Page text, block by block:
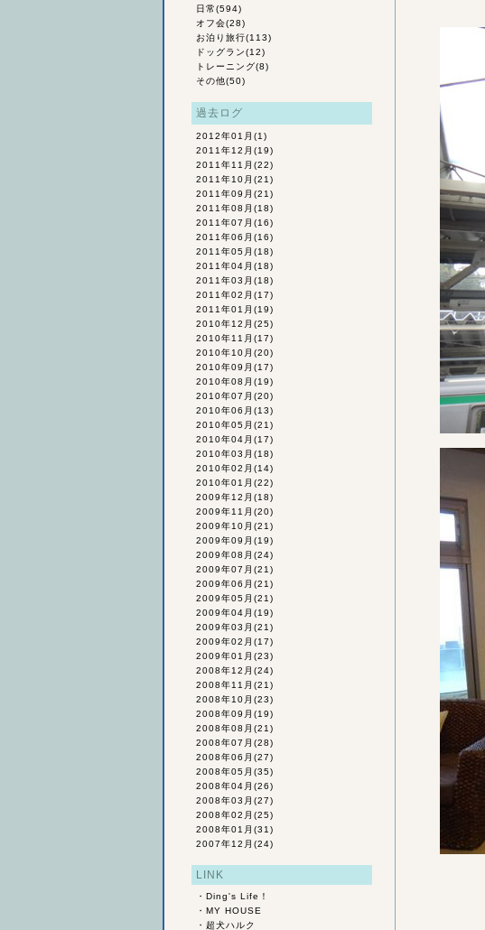
日常(594)
オフ会(28)
お泊り旅行(113)
ドッグラン(12)
トレーニング(8)
その他(50)
過去ログ
2012年01月 (1)
2011年12月 (19)
2011年11月 (22)
2011年10月 (21)
2011年09月 (21)
2011年08月 (18)
2011年07月 (16)
2011年06月 (16)
2011年05月 (18)
2011年04月 (18)
2011年03月 (18)
2011年02月 (17)
2011年01月 (19)
2010年12月 (25)
2010年11月 (17)
2010年10月 (20)
2010年09月 (17)
2010年08月 (19)
2010年07月 (20)
2010年06月 (13)
2010年05月 (21)
2010年04月 (17)
2010年03月 (18)
2010年02月 (14)
2010年01月 (22)
2009年12月 (18)
2009年11月 (20)
2009年10月 (21)
2009年09月 (19)
2009年08月 (24)
2009年07月 (21)
2009年06月 (21)
2009年05月 (21)
2009年04月 (19)
2009年03月 (21)
2009年02月 (17)
2009年01月 (23)
2008年12月 (24)
2008年11月 (21)
2008年10月 (23)
2008年09月 (19)
2008年08月 (21)
2008年07月 (28)
2008年06月 (27)
2008年05月 (35)
2008年04月 (26)
2008年03月 (27)
2008年02月 (25)
2008年01月 (31)
2007年12月 (24)
LINK
・ Ding's Life！
・ MY HOUSE
・ 超犬ハルク